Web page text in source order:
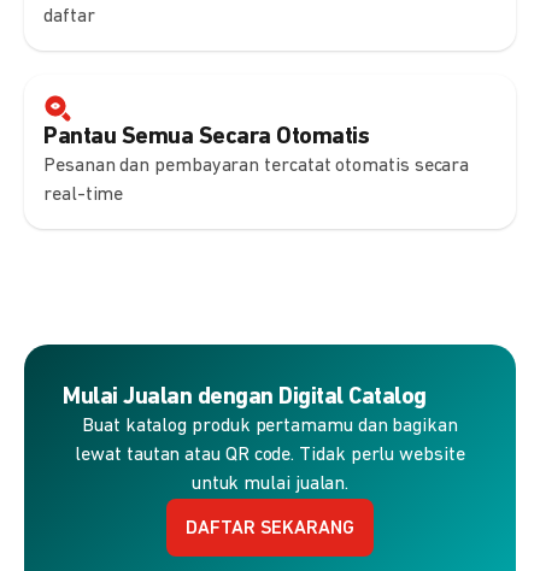
daftar
Pantau Semua Secara Otomatis
Pesanan dan pembayaran tercatat otomatis secara
real-time
Mulai Jualan dengan Digital Catalog
Buat katalog produk pertamamu dan bagikan
lewat tautan atau QR code. Tidak perlu website
untuk mulai jualan.
DAFTAR SEKARANG